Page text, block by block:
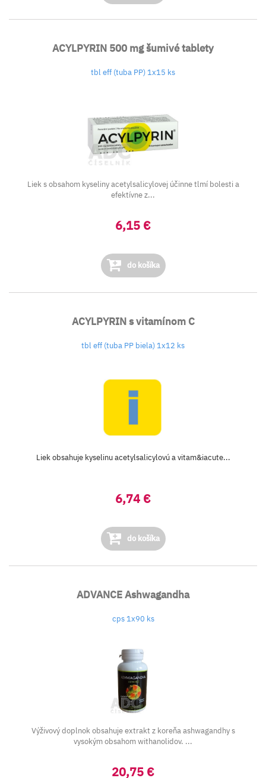
ACYLPYRIN 500 mg šumivé tablety
tbl eff (tuba PP) 1x15 ks
Liek s obsahom kyseliny acetylsalicylovej účinne tlmí bolesti a
efektívne z...
6,15 €
do košíka
ACYLPYRIN s vitamínom C
tbl eff (tuba PP biela) 1x12 ks
Liek obsahuje kyselinu acetylsalicylovú a vitam&iacute...
6,74 €
do košíka
ADVANCE Ashwagandha
cps 1x90 ks
Výživový doplnok obsahuje extrakt z koreňa ashwagandhy s
vysokým obsahom withanolidov. ...
20,75 €